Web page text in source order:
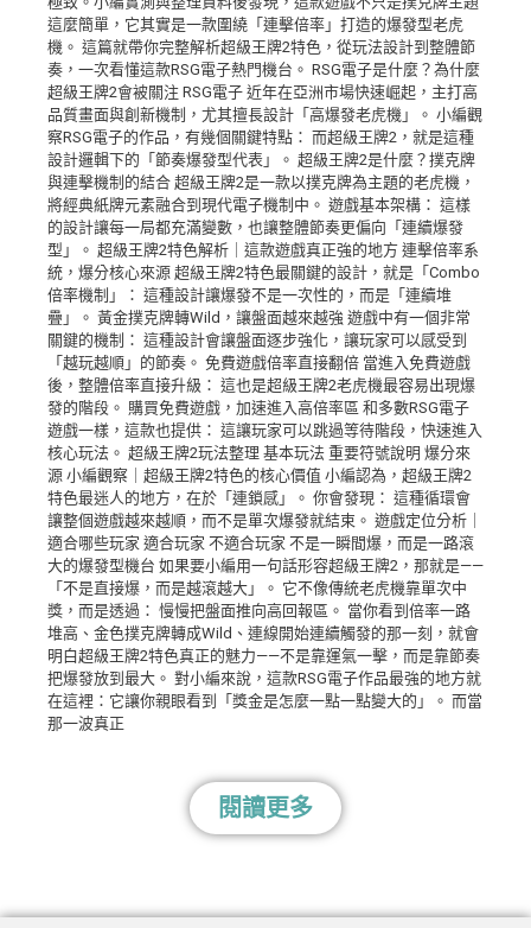
這麼簡單，它其實是一款圍繞「連擊倍率」打造的爆發型老虎
機。 這篇就帶你完整解析超級王牌2特色，從玩法設計到整體節
奏，一次看懂這款RSG電子熱門機台。 RSG電子是什麼？為什麼
超級王牌2會被關注 RSG電子 近年在亞洲市場快速崛起，主打高
品質畫面與創新機制，尤其擅長設計「高爆發老虎機」。 小編觀
察RSG電子的作品，有幾個關鍵特點： 而超級王牌2，就是這種
設計邏輯下的「節奏爆發型代表」。 超級王牌2是什麼？撲克牌
與連擊機制的結合 超級王牌2是一款以撲克牌為主題的老虎機，
將經典紙牌元素融合到現代電子機制中。 遊戲基本架構： 這樣
的設計讓每一局都充滿變數，也讓整體節奏更偏向「連續爆發
型」。 超級王牌2特色解析｜這款遊戲真正強的地方 連擊倍率系
統，爆分核心來源 超級王牌2特色最關鍵的設計，就是「Combo
倍率機制」： 這種設計讓爆發不是一次性的，而是「連續堆
疊」。 黃金撲克牌轉Wild，讓盤面越來越強 遊戲中有一個非常
關鍵的機制： 這種設計會讓盤面逐步強化，讓玩家可以感受到
「越玩越順」的節奏。 免費遊戲倍率直接翻倍 當進入免費遊戲
後，整體倍率直接升級： 這也是超級王牌2老虎機最容易出現爆
發的階段。 購買免費遊戲，加速進入高倍率區 和多數RSG電子
遊戲一樣，這款也提供： 這讓玩家可以跳過等待階段，快速進入
核心玩法。 超級王牌2玩法整理 基本玩法 重要符號說明 爆分來
源 小編觀察｜超級王牌2特色的核心價值 小編認為，超級王牌2
特色最迷人的地方，在於「連鎖感」。 你會發現： 這種循環會
讓整個遊戲越來越順，而不是單次爆發就結束。 遊戲定位分析｜
適合哪些玩家 適合玩家 不適合玩家 不是一瞬間爆，而是一路滾
大的爆發型機台 如果要小編用一句話形容超級王牌2，那就是——
「不是直接爆，而是越滾越大」。 它不像傳統老虎機靠單次中
獎，而是透過： 慢慢把盤面推向高回報區。 當你看到倍率一路
堆高、金色撲克牌轉成Wild、連線開始連續觸發的那一刻，就會
明白超級王牌2特色真正的魅力——不是靠運氣一擊，而是靠節奏
把爆發放到最大。 對小編來說，這款RSG電子作品最強的地方就
在這裡：它讓你親眼看到「獎金是怎麼一點一點變大的」。 而當
那一波真正
閱讀更多